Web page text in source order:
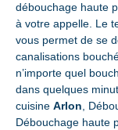
débouchage haute
à votre appelle. Le
vous permet de se
canalisations
n’importe quel
dans quelques
cuisine Arlon,
Débouchage haute